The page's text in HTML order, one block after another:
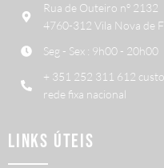
Rua de Outeiro nº 2132
4760-312 Vila Nova de
Seg - Sex : 9h00 - 20h00
+ 351 252 311 612
rede fixa nacional
LINKS ÚTEIS